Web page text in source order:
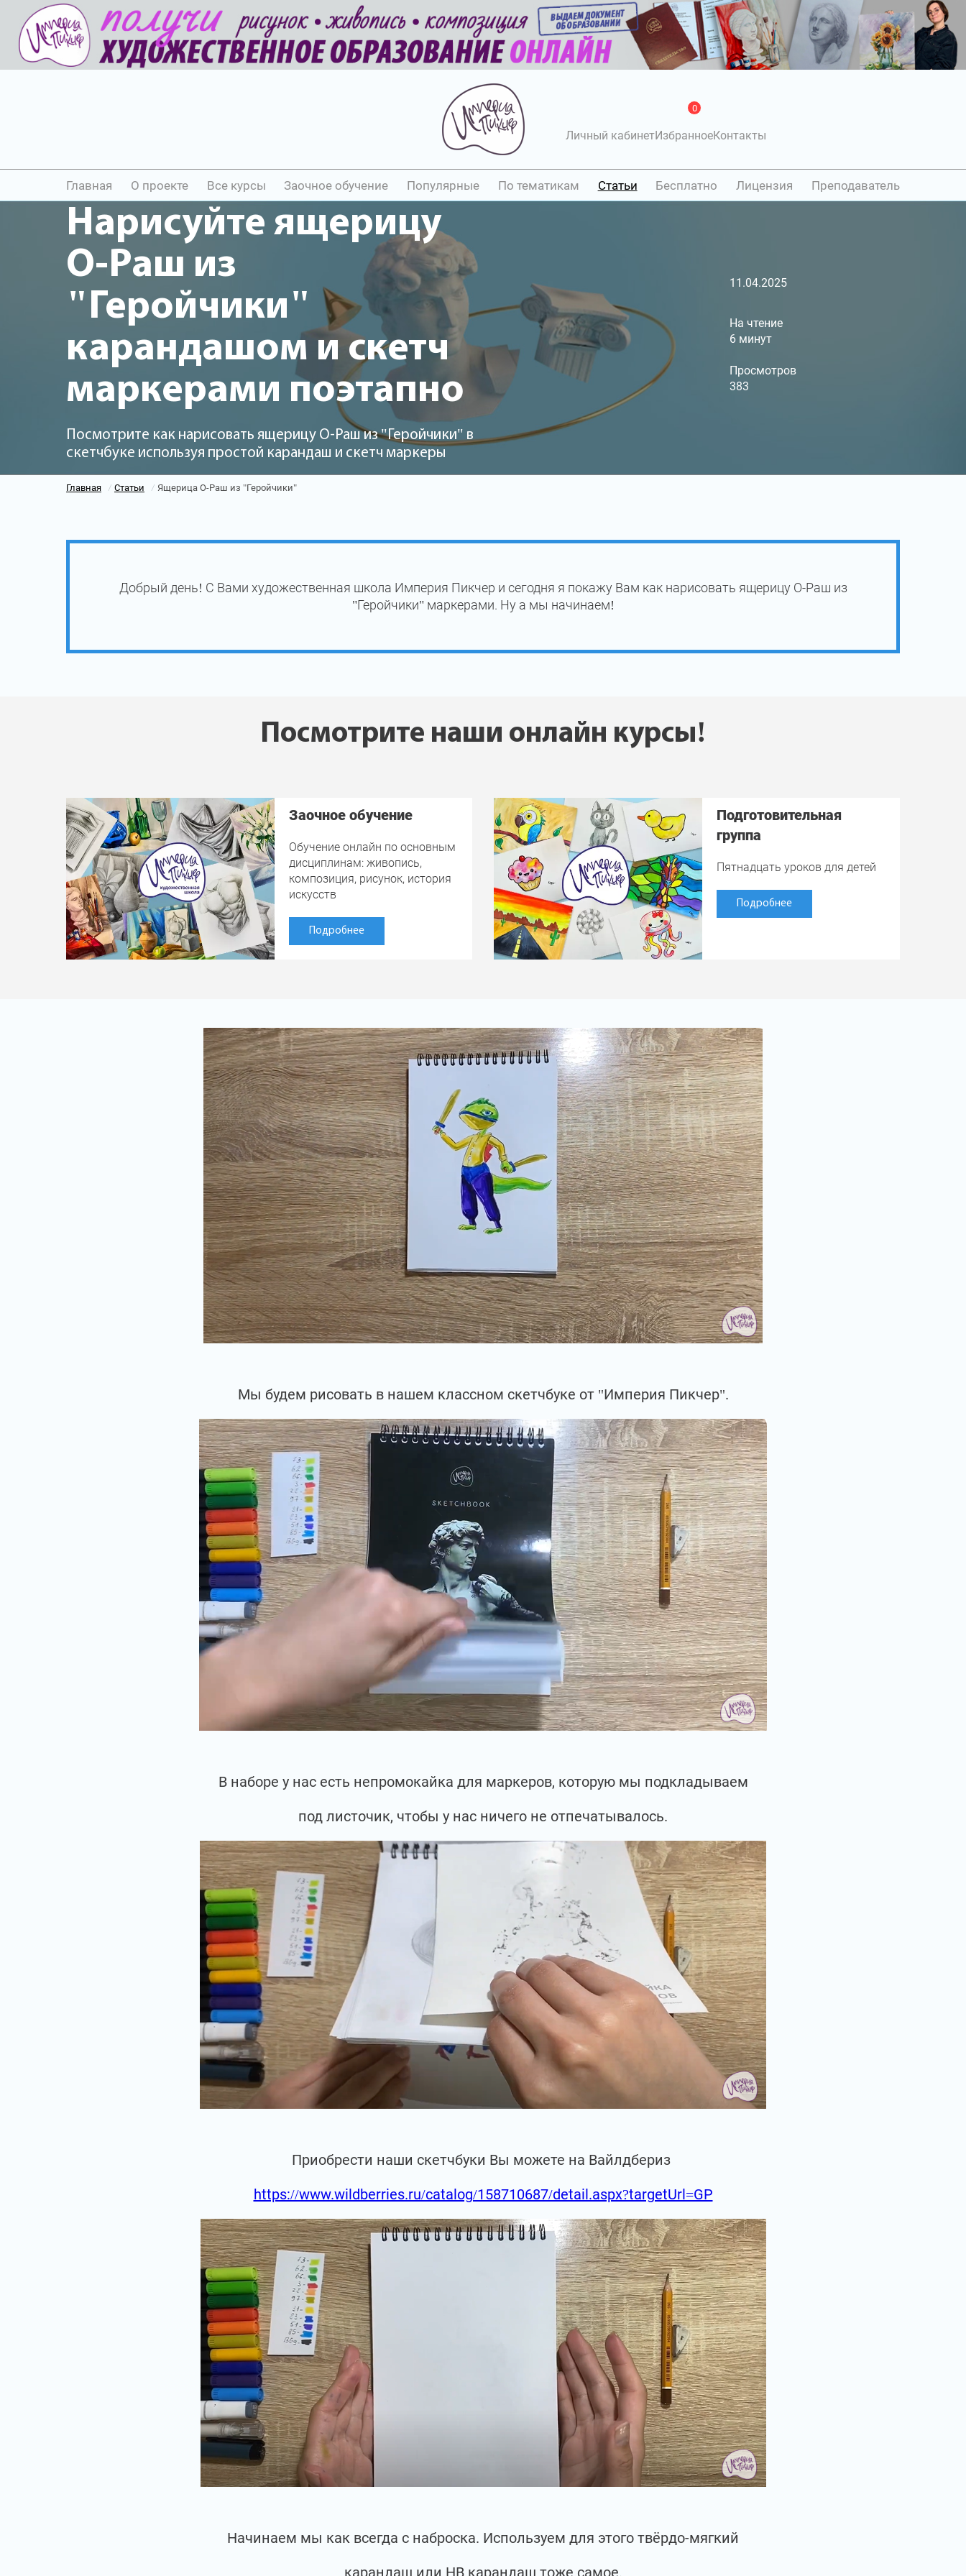
Личный кабинетИзбранное
0
Контакты
Главная О проекте Все курсы Заочное обучение Популярные По тематикам Статьи Бесплатно Лицензия Преподаватель
Нарисуйте ящерицу
О-Раш из
"Геройчики"
карандашом и скетч
маркерами поэтапно
Посмотрите как нарисовать ящерицу О-Раш из "Геройчики" в
скетчбуке используя простой карандаш и скетч маркеры
11.04.2025
На чтение
6 минут
Просмотров
383
Главная / Статьи / Ящерица О-Раш из "Геройчики"
Добрый день! С Вами художественная школа Империя Пикчер и сегодня я покажу Вам как нарисовать ящерицу О-Раш из
"Геройчики" маркерами. Ну а мы начинаем!
Посмотрите наши онлайн курсы!
Заочное обучение
Обучение онлайн по основным
дисциплинам: живопись,
композиция, рисунок, история
искусств
Подробнее
Подготовительная
группа
Пятнадцать уроков для детей
Подробнее
Мы будем рисовать в нашем классном скетчбуке от "Империя Пикчер".
В наборе у нас есть непромокайка для маркеров, которую мы подкладываем
под листочик, чтобы у нас ничего не отпечатывалось.
Приобрести наши скетчбуки Вы можете на Вайлдбериз
https://www.wildberries.ru/catalog/158710687/detail.aspx?targetUrl=GP
Начинаем мы как всегда с наброска. Используем для этого твёрдо-мягкий
карандаш или НВ карандаш тоже самое.